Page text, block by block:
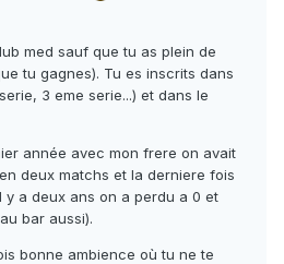
med sauf que tu as plein de
tu gagnes). Tu es inscrits dans
3 eme serie...) et dans le
année avec mon frere on avait
deux matchs et la derniere fois
y a deux ans on a perdu a 0 et
bar aussi).
bonne ambience où tu ne te